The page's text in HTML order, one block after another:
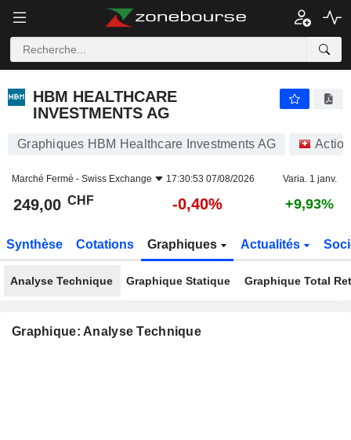
HBM HEALTHCARE
INVESTMENTS AG
Graphiques HBM Healthcare Investments AG
Marché Fermé - Swiss Exchange 17:30:53 07/08/2026 Varia. 1 janv.
249,00 CHF -0,40% +9,93%
Synthèse Cotations Graphiques Actualités
Analyse Technique Graphique Statique Graphique Total
Graphique: Analyse Technique